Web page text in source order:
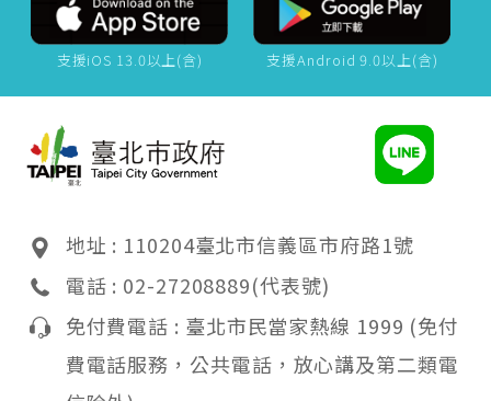
支援iOS 13.0以上(含) 支援Android 9.0以上(含)
地址 : 110204臺北市信義區市府路1號
電話 : 02-27208889(代表號)
免付費電話 : 臺北市民當家熱線 1999 (免付
費電話服務，公共電話，放心講及第二類電